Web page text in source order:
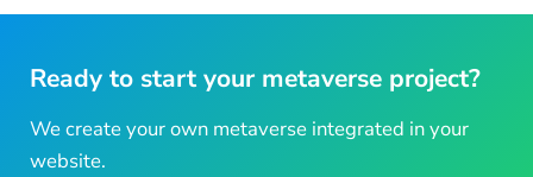
Ready to start your metaverse project?
We create your own metaverse integrated in your
website.